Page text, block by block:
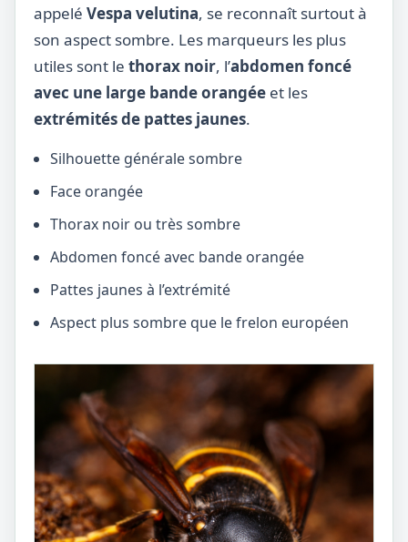
appelé Vespa velutina, se reconnaît surtout à
son aspect sombre. Les marqueurs les plus
utiles sont le thorax noir, l’abdomen foncé
avec une large bande orangée et les
extrémités de pattes jaunes.
Silhouette générale sombre
Face orangée
Thorax noir ou très sombre
Abdomen foncé avec bande orangée
Pattes jaunes à l’extrémité
Aspect plus sombre que le frelon européen